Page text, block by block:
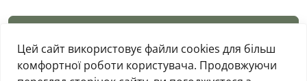
Цей сайт використовує файли cookies для більш
комфортної роботи користувача. Продовжуючи